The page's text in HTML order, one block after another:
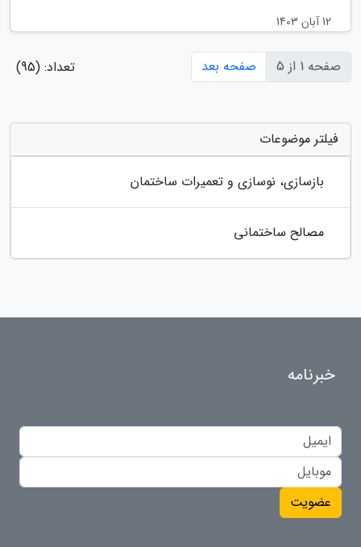
12 آبان 1403
صفحه 1 از 5 صفحه بعد تعداد: (95)
فیلتر موضوعات
بازسازی، نوسازی و تعمیرات ساختمان
مصالح ساختمانی
خبرنامه
عضویت